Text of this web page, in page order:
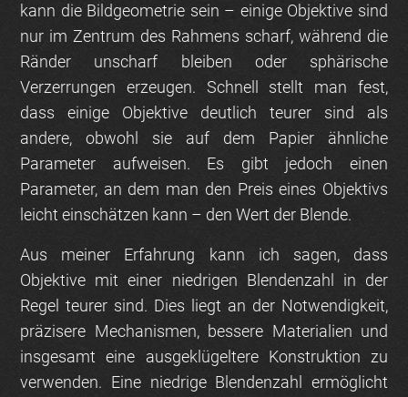
kann die Bildgeometrie sein – einige Objektive sind
nur im Zentrum des Rahmens scharf, während die
Ränder unscharf bleiben oder sphärische
Verzerrungen erzeugen. Schnell stellt man fest,
dass einige Objektive deutlich teurer sind als
andere, obwohl sie auf dem Papier ähnliche
Parameter aufweisen. Es gibt jedoch einen
Parameter, an dem man den Preis eines Objektivs
leicht einschätzen kann – den Wert der Blende.
Aus meiner Erfahrung kann ich sagen, dass
Objektive mit einer niedrigen Blendenzahl in der
Regel teurer sind. Dies liegt an der Notwendigkeit,
präzisere Mechanismen, bessere Materialien und
insgesamt eine ausgeklügeltere Konstruktion zu
verwenden. Eine niedrige Blendenzahl ermöglicht